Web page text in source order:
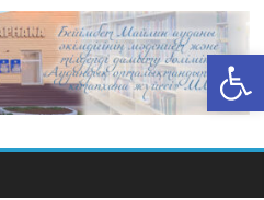
Open toolbar